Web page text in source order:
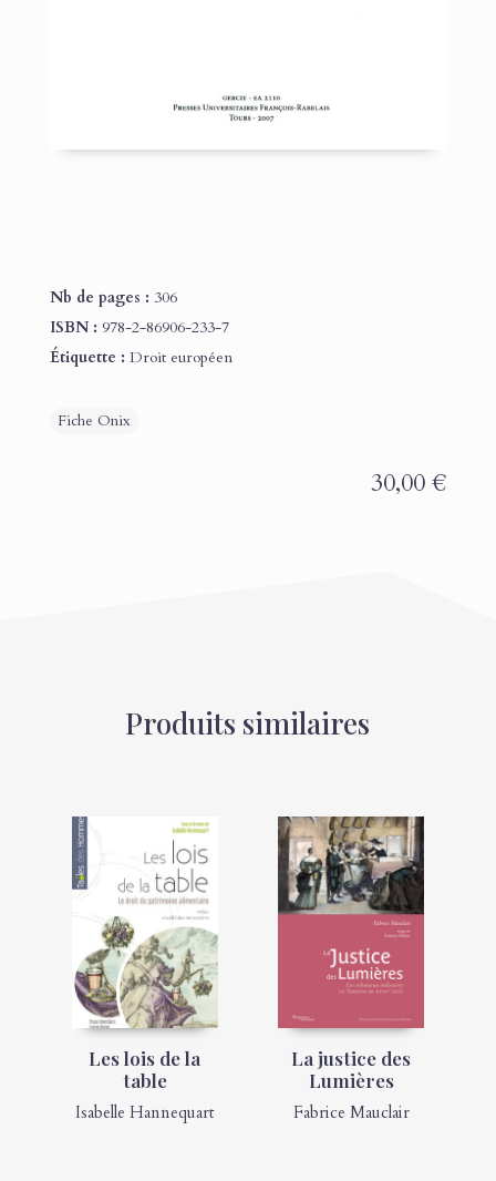
Nb de pages : 306
ISBN : 978-2-86906-233-7
Étiquette : Droit européen
30,00€
Produits similaires
Les lois de la
table
Isabelle Hannequart
La justice des
Lumières
Fabrice Mauclair